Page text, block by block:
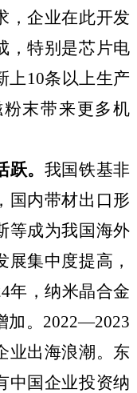
，企业在此开发
，特别是芯片电
上10条以上生产
末带来更多机
。 我国铁基非
国内带材出口形
等成为我国海外
展集中度提高，
年 ，纳米晶合金
。 2022—2023
业出海浪潮。东
中国企业投资纳